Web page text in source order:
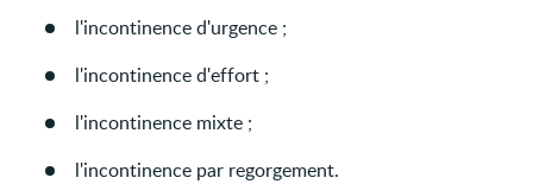
l'incontinence d'urgence ;
l'incontinence d'effort ;
l'incontinence mixte ;
l'incontinence par regorgement.